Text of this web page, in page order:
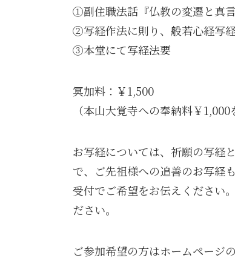
①副住職法話『仏教の変遷と真
②写経作法に則り、般若心経写
③本堂にて写経法要
冥加料：￥1,500
（本山大覚寺への奉納料￥1,000
お写経については、祈願の写経
で、ご先祖様への追善のお写経
受付でご希望をお伝えください
ださい。
ご参加希望の方はホームページ